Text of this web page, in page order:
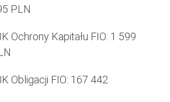
PLN
Ochrony Kapitału FIO: 1 599
Obligacji FIO: 167 442